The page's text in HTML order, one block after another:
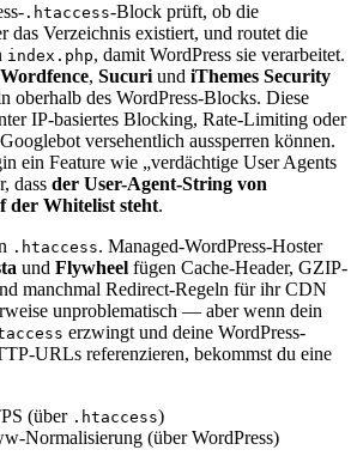
.htaccess-Block prüft, ob die
das Verzeichnis existiert, und routet die
index.php, damit WordPress sie verarbeitet.
Wordfence, Sucuri und iThemes Security
oberhalb des WordPress-Blocks. Diese
IP-basiertes Blocking, Rate-Limiting oder
versehentlich aussperren können.
ein Feature wie „verdächtige User Agents
dass der User-Agent-String von
der Whitelist steht.
.htaccess. Managed-WordPress-Hoster
und Flywheel fügen Cache-Header, GZIP-
manchmal Redirect-Regeln für ihr CDN
unproblematisch — aber wenn dein
erzwingt und deine WordPress-
URLs referenzieren, bekommst du eine
(über .htaccess)
Normalisierung (über WordPress)